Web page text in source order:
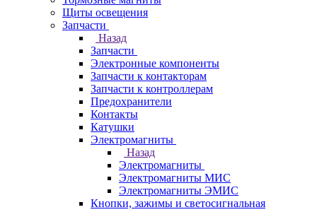
Щиты освещения
Запчасти
Назад
Запчасти
Электронные компоненты
Запчасти к контакторам
Запчасти к контроллерам
Предохранители
Контакты
Катушки
Электромагниты
Назад
Электромагниты
Электромагниты МИС
Электромагниты ЭМИС
Кнопки, зажимы и светосигнальная